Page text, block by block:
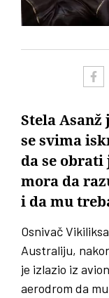
Stela
se svima
da se
mora da
i da mu
Osnivač Vikiliksa
Australiju,
je izlazio iz
aerodrom da